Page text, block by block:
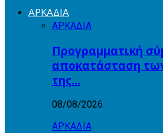
ΑΡΚΑΔΙΑ
ΑΡΚΑΔΙΑ
Προγραμματική
αποκατάσταση
της…
08/08/2026
ΑΡΚΑΔΙΑ